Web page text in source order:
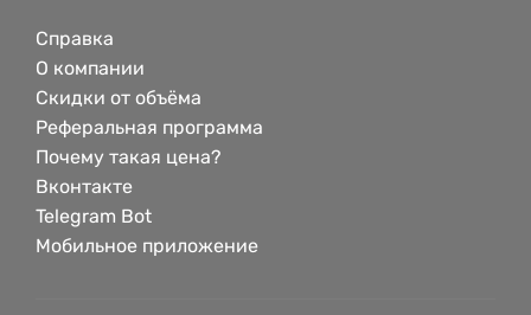
Справка
О компании
Скидки от объёма
Реферальная программа
Почему такая цена?
Вконтакте
Telegram Bot
Мобильное приложение